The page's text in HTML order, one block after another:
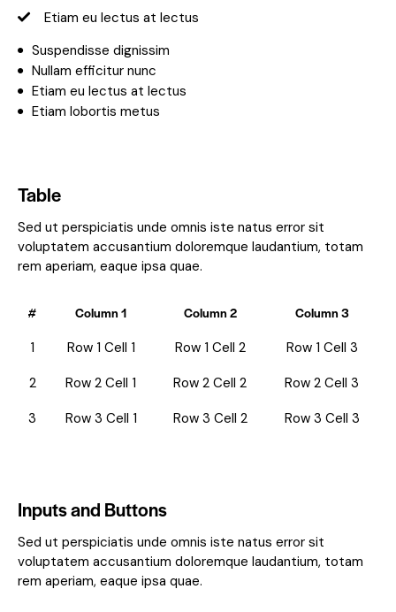
Etiam eu lectus at lectus
Suspendisse dignissim
Nullam efficitur nunc
Etiam eu lectus at lectus
Etiam lobortis metus
Table
Sed ut perspiciatis unde omnis iste natus error sit
voluptatem accusantium doloremque laudantium, totam
rem aperiam, eaque ipsa quae.
# Column 1 Column 2
Column 3
1
Row 1 Cell 1 Row 1 Cell 2
Row 1 Cell 3
2
Row 2 Cell 1 Row 2 Cell 2
Row 2 Cell 3
3
Row 3 Cell 1 Row 3 Cell 2 Row 3 Cell 3
Inputs and Buttons
Sed ut perspiciatis unde omnis iste natus error sit
voluptatem accusantium doloremque laudantium, totam
rem aperiam, eaque ipsa quae.